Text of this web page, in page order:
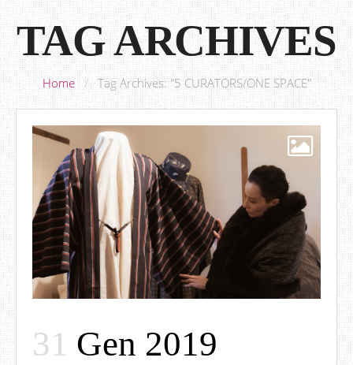
TAG ARCHIVES
Home / Tag Archives: "5 CURATORS/ONE SPACE"
31 Gen 2019